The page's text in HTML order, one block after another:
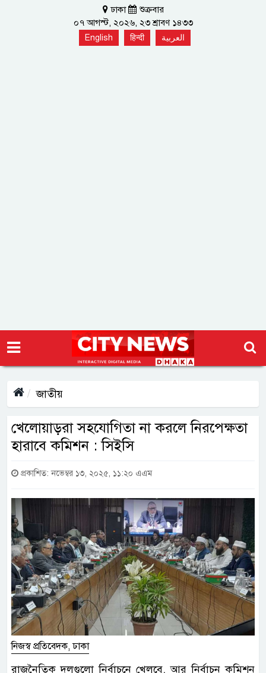
ঢাকা
শুক্রবার
০৭ আগস্ট, ২০২৬, ২৩ শ্রাবণ ১৪৩৩
English हिन्दी العربية
জাতীয়
খেলোয়াড়রা সহযোগিতা না করলে নিরপেক্ষতা
হারাবে কমিশন : সিইসি
প্রকাশিত: নভেম্বর ১৩, ২০২৫, ১১:২০ এএম
নিজস্ব প্রতিবেদক, ঢাকা
রাজনৈতিক দলগুলো নির্বাচনে খেলবে, আর নির্বাচন কমিশন